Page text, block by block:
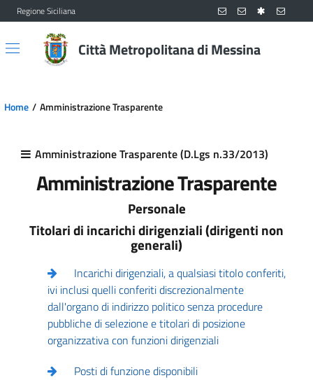
Vai al contenuto principale
Vai al menu principale
Regione Siciliana
Città Metropolitana di Messina
Home Amministrazione Trasparente
Amministrazione Trasparente (D.Lgs n.33/2013)
Amministrazione Trasparente
Personale
Titolari di incarichi dirigenziali (dirigenti non
generali)
Incarichi dirigenziali, a qualsiasi titolo conferiti,
ivi inclusi quelli conferiti discrezionalmente
dall'organo di indirizzo politico senza procedure
pubbliche di selezione e titolari di posizione
organizzativa con funzioni dirigenziali
Posti di funzione disponibili